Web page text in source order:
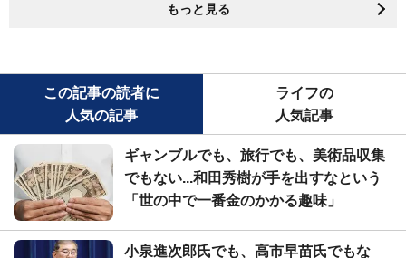
もっと見る
この記事の読者に
人気の記事
ライフの
人気記事
ギャンブルでも、旅行でも、美術品収集
でもない...和田秀樹が手を出すなという
「世の中で一番金のかかる趣味」
小泉進次郎氏でも、高市早苗氏でもな